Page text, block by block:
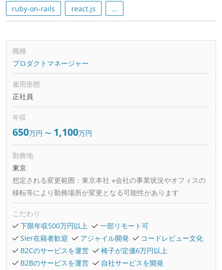
ruby-on-rails
react.js ...
職種
プロダクトマネージャー
雇用形態
正社員
年収
650万円 〜 1,100万円
勤務地
東京
想定される変更範囲： 東京本社 ※会社の事業状況やオフィスの
移転等により勤務場所が変更となる可能性があります
こだわり
下限年収500万円以上
一部リモート可
SIer在籍者歓迎
アジャイル開発
コードレビュー文化
B2Cのサービスを運営
椅子が定価6万円以上
B2Bのサービスを運営
自社サービスを開発